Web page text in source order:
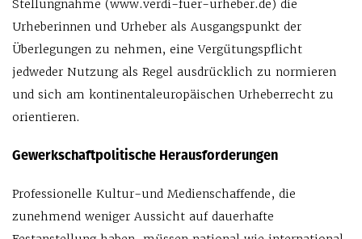
Stellungnahme (www.verdi-fuer-urheber.de) die
Urheberinnen und Urheber als Ausgangspunkt der
Überlegungen zu nehmen, eine Vergütungspflicht
jedweder Nutzung als Regel ausdrücklich zu normieren
und sich am kontinentaleuropäischen Urheberrecht zu
orientieren.
Gewerkschaftpolitische Herausforderungen
Professionelle Kultur-und Medienschaffende, die
zunehmend weniger Aussicht auf dauerhafte